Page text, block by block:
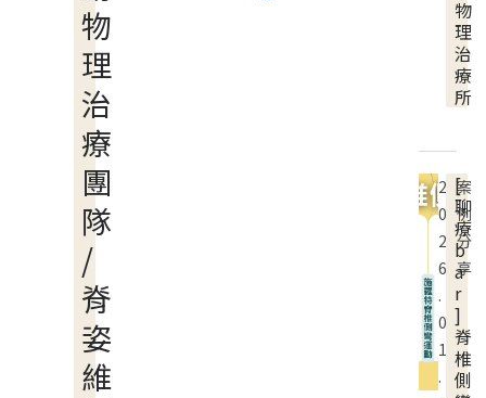
物
理
治
療
團
隊
/
脊
姿
維
物
理
治
療
所
2
0
2
6
.
0
1
.
案
例
分
享
[
聊
療
b
a
r
]
脊
椎
側